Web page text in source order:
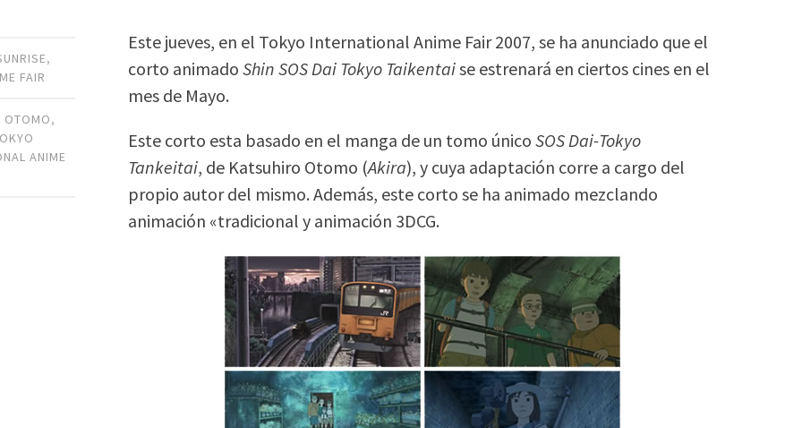
,
FAIR
OTOMO,
ANIME
Este jueves, en el Tokyo International Anime Fair 2007, se ha anunciado que el
corto animadoShin SOS Dai Tokyo Taikentaise estrenará en ciertos cines en el
mes de Mayo.
Este corto esta basado en el manga de un tomo únicoSOS Dai-Tokyo
Tankeitai, de Katsuhiro Otomo (Akira), y cuya adaptación corre a cargo del
propio autor del mismo. Además, este corto se ha animado mezclando
animación «tradicional y animación 3DCG.